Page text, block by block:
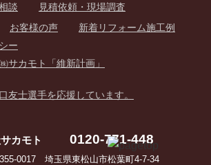
談
見積依頼・現場調査
お客様の声
新着リフォーム施工例
ー
サカモト「維新計画」
友士選手を応援しています。
カモト 0120-771-448
355-0017 埼玉県東松山市松葉町4-7-34